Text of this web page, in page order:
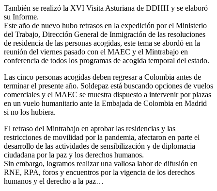
También se realizó la XVI Visita Asturiana de DDHH y se elaboró
su Informe.
Este año de nuevo hubo retrasos en la expedición por el Ministerio
del Trabajo, Dirección General de Inmigración de las resoluciones
de residencia de las personas acogidas, este tema se abordó en la
reunión del viernes pasado con el MAEC y el Mintrabajo en
conferencia de todos los programas de acogida temporal del estado.
Las cinco personas acogidas deben regresar a Colombia antes de
terminar el presente año. Soldepaz está buscando opciones de vuelos
comerciales y el MAEC se muestra dispuesto a intervenir por plazas
en un vuelo humanitario ante la Embajada de Colombia en Madrid
si no los hubiera.
El retraso del Mintrabajo en aprobar las residencias y las
restricciones de movilidad por la pandemia, afectaron en parte el
desarrollo de las actividades de sensibilización y de diplomacia
ciudadana por la paz y los derechos humanos.
Sin embargo, logramos realizar una valiosa labor de difusión en
RNE, RPA, foros y encuentros por la vigencia de los derechos
humanos y el derecho a la paz…